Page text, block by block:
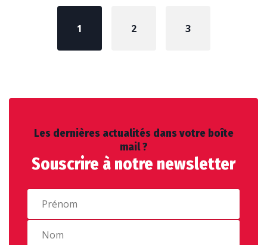
navigation
1 2 3
Les dernières actualités dans votre boîte
mail ?
Souscrire à notre newsletter